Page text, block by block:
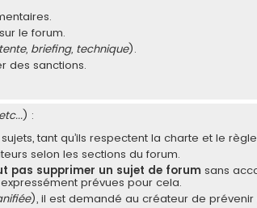
le forum.
briefing, technique).
des sanctions.
) :
tant qu’ils respectent la charte et le
selon les sections du forum.
pas supprimer un sujet de forum sans
prévues pour cela.
), il est demandé au créateur de